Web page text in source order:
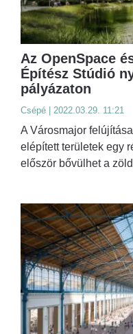
Az OpenSpace
Építész Stúdió
pályázaton
Csépé | 2022.03.29. 11:21
A Városmajor
elépített területek egy
először bővülhet a